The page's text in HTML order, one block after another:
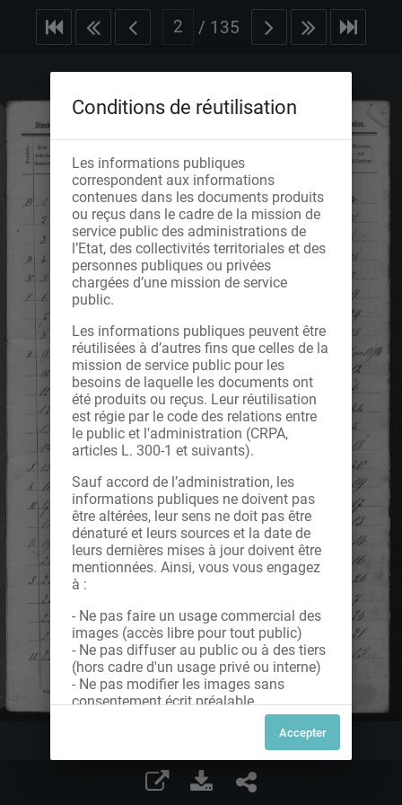
/ 135
Conditions de réutilisation
Les informations publiques
correspondent aux informations
contenues dans les documents produits
ou reçus dans le cadre de la mission de
service public des administrations de
l’Etat, des collectivités territoriales et des
personnes publiques ou privées
chargées d’une mission de service
public.
Les informations publiques peuvent être
réutilisées à d’autres fins que celles de la
mission de service public pour les
besoins de laquelle les documents ont
été produits ou reçus. Leur réutilisation
est régie par le code des relations entre
le public et l'administration (CRPA,
articles L. 300-1 et suivants).
Sauf accord de l’administration, les
informations publiques ne doivent pas
être altérées, leur sens ne doit pas être
dénaturé et leurs sources et la date de
leurs dernières mises à jour doivent être
mentionnées. Ainsi, vous vous engagez
à :
- Ne pas faire un usage commercial des
images (accès libre pour tout public)
- Ne pas diffuser au public ou à des tiers
(hors cadre d'un usage privé ou interne)
- Ne pas modifier les images sans
consentement écrit préalable
Dans le cas contraire, nous vous invitons
à nous contacter afin de solliciter le type
de Licence souhaitée parmi celles
proposées et le cas échéant, acquitter